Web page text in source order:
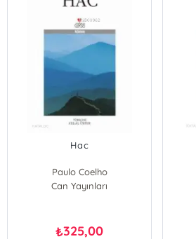
Hac
Paulo Coelho
Can Yayınları
₺325,00